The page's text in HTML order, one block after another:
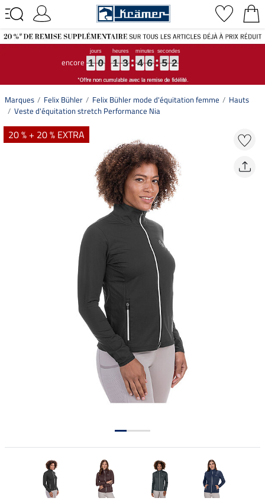
encore 1
1
1
1 0
0
0
0 1
1
1
1 3
3
3
3 4
4
4
4 6
6
6
6 5
5
5
5 1
2
1
2
Marques Felix Bühler Felix Bühler mode d'équitation femme
Hauts
Veste d'équitation stretch Performance Nia
20 % + 20 % EXTRA